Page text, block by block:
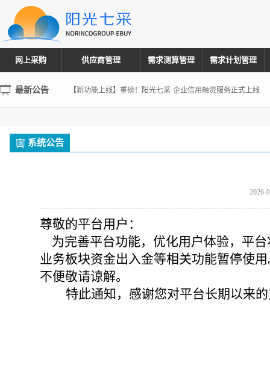
网上采购 供应商管理 需求测算管理 需求计划管理
最新公告
温馨提示：为了更好的使用体验，建议您使用IE内核/版本9.0
【新功能上线】重磅！阳光七采·企业信用融资服务正式上线
系统公告
2026-
尊敬的平台用户：
为完善平台功能，优化用户体验，平台
业务板块资金出入金等相关功能暂停使
不便敬请谅解。
特此通知，感谢您对平台长期以来